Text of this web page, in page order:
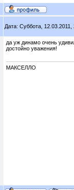
Дата: Суббота,
да уж динамо очень
достойно уважения!
МАКСЕЛЛО